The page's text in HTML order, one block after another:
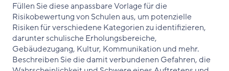
Füllen Sie diese anpassbare Vorlage für die
Risikobewertung von Schulen aus, um potenzielle
Risiken für verschiedene Kategorien zu identifizieren,
darunter schulische Erholungsbereiche,
Gebäudezugang, Kultur, Kommunikation und mehr.
Beschreiben Sie die damit verbundenen Gefahren, die